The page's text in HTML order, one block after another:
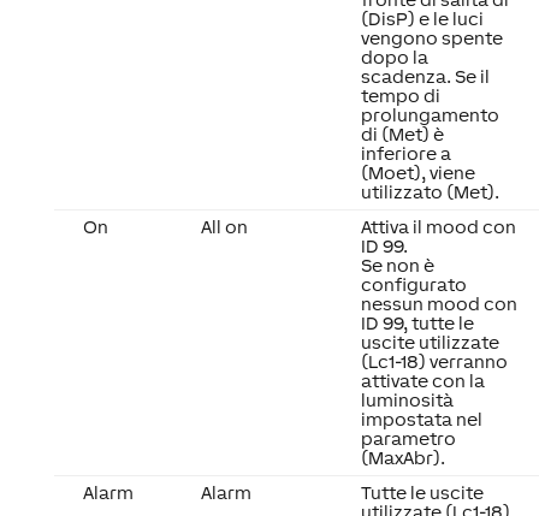
(DisP) e le luci
vengono spente
dopo la
scadenza. Se il
tempo di
prolungamento
di (Met) è
inferiore a
(Moet), viene
utilizzato (Met).
On
All on
Attiva il mood con
ID 99.
Se non è
configurato
nessun mood con
ID 99, tutte le
uscite utilizzate
(Lc1-18) verranno
attivate con la
luminosità
impostata nel
parametro
(MaxAbr).
Alarm
Alarm
Tutte le uscite
utilizzate (Lc1-18)